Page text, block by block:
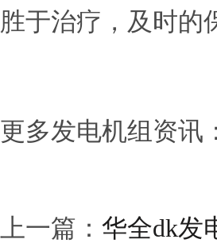
胜于治疗，及时的
更多发电机组资讯：
上一篇： 华全dk发